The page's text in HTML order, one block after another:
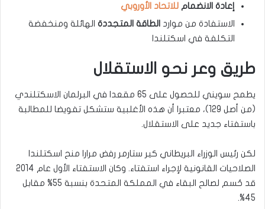
إعادة الانضمام للاتحاد الأوروبي
الاستفادة من موارد الطاقة المتجددة الهائلة ومنخفضة
التكلفة في اسكتلندا
طريق وعر نحو الاستقلال
يطمح سويني للحصول على 65 مقعدا في البرلمان الاسكتلندي
(من أصل 129)، معتبرا أن هذه الأغلبية ستشكل تفويضا للمطالبة
باستفتاء جديد على الاستقلال.
لكن رئيس الوزراء البريطاني كير ستارمر رفض مرارا منح اسكتلندا
الصلاحيات القانونية لإجراء استفتاء. وكان الاستفتاء الأول عام 2014
قد حُسم لصالح البقاء في المملكة المتحدة بنسبة 55% مقابل
45%.